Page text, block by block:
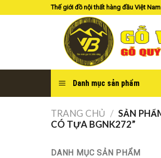
to
Thế giới đồ nội thất hàng đầu Việt Nam
Danh mục sản phẩm
TRANG CHỦ / SẢN
CÓ TỰA BGNK272”
DANH MỤC SẢN PHẨM